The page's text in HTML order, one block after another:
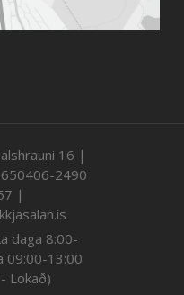
16 |
2490
|
daga 8:00-
09:00-13:00
Lokað)